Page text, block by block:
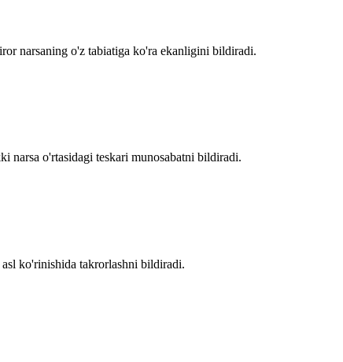
narsaning o'z tabiatiga ko'ra ekanligini bildiradi.
narsa o'rtasidagi teskari munosabatni bildiradi.
ko'rinishida takrorlashni bildiradi.